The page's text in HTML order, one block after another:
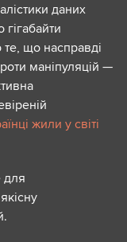
даних
те, що насправді
маніпуляцій —
жили у світі
для